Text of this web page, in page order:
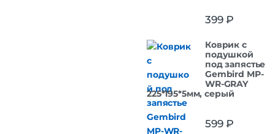
399₽
Коврик с
подушкой
под запястье
Gembird MP-
WR-GRAY
225*195*5мм, серый
599₽